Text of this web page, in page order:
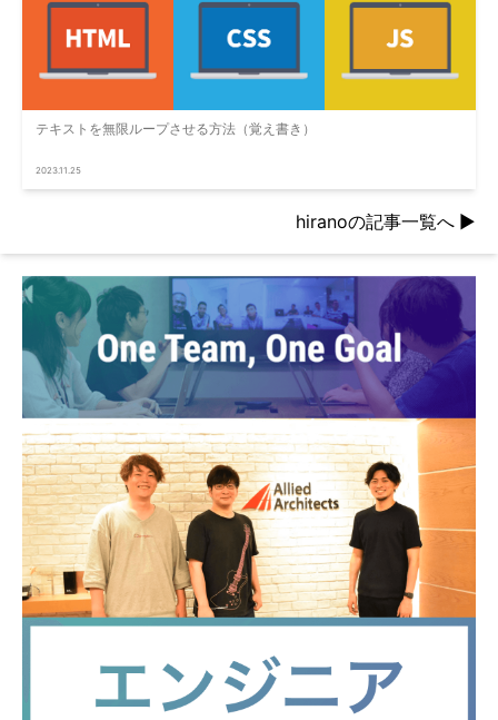
テキストを無限ループさせる方法（覚え書き）
2023.11.25
hiranoの記事一覧へ ▶︎